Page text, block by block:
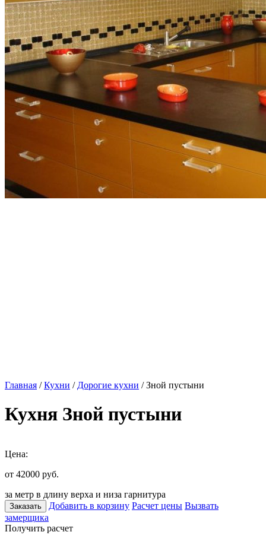
Главная /Кухни / Дорогие кухни / Зной пустыни
Кухня Зной пустыни
Цена:
от 42000 руб.
за метр в длину верха и низа гарнитура
Заказать Добавить в корзину Расчет цены Вызвать
замерщика
Получить расчет